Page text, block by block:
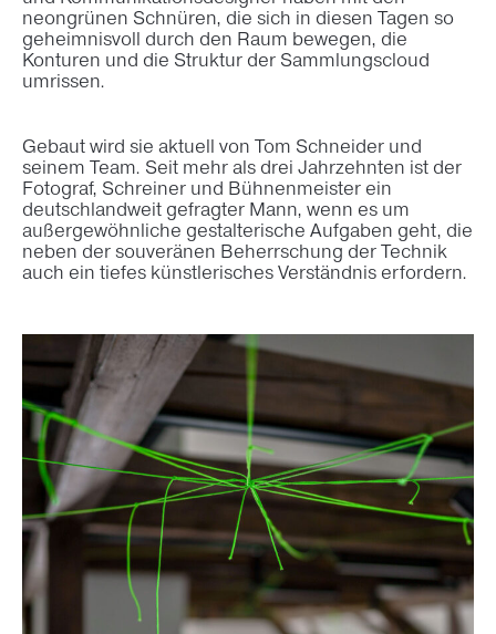
neongrünen Schnüren, die sich in diesen Tagen so
geheimnisvoll durch den Raum bewegen, die
Konturen und die Struktur der Sammlungscloud
umrissen.
Gebaut wird sie aktuell von Tom Schneider und
seinem Team. Seit mehr als drei Jahrzehnten ist der
Fotograf, Schreiner und Bühnenmeister ein
deutschlandweit gefragter Mann, wenn es um
außergewöhnliche gestalterische Aufgaben geht, die
neben der souveränen Beherrschung der Technik
auch ein tiefes künstlerisches Verständnis erfordern.